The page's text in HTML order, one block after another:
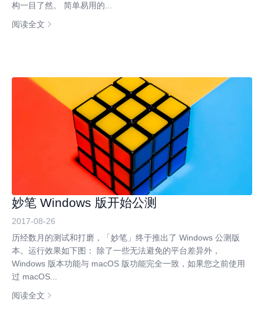
构一目了然。 简单易用的...
阅读全文
妙笔 Windows 版开始公测
2017-08-26
历经数月的测试和打磨，「妙笔」终于推出了 Windows 公测版
本。运行效果如下图： 除了一些无法避免的平台差异外，
Windows 版本功能与 macOS 版功能完全一致，如果您之前使用
过 macOS...
阅读全文